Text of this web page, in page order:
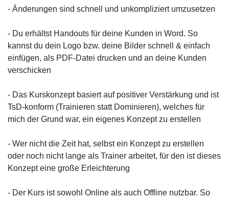
- Änderungen sind schnell und unkompliziert umzusetzen
- Du erhältst Handouts für deine Kunden in Word. So
kannst du dein Logo bzw. deine Bilder schnell & einfach
einfügen, als PDF-Datei drucken und an deine Kunden
verschicken
- Das Kurskonzept basiert auf positiver Verstärkung und ist
TsD-konform (Trainieren statt Dominieren), welches für
mich der Grund war, ein eigenes Konzept zu erstellen
- Wer nicht die Zeit hat, selbst ein Konzept zu erstellen
oder noch nicht lange als Trainer arbeitet, für den ist dieses
Konzept eine große Erleichterung
- Der Kurs ist sowohl Online als auch Offline nutzbar. So